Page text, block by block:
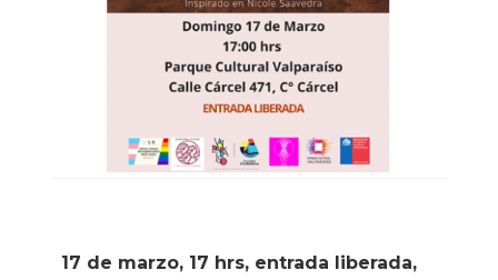
17 de marzo, 17 hrs, entrada liberada,